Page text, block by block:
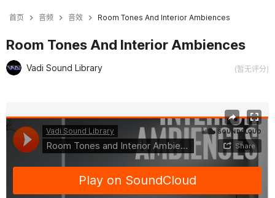
首页 音频 音效 Room Tones And Interior Ambiences
Room Tones And Interior Ambiences
Vadi Sound Library (暂无评分)